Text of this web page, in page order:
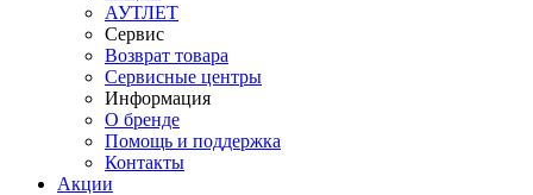
АУТЛЕТ
Сервис
Возврат товара
Сервисные центры
Информация
О бренде
Помощь и поддержка
Контакты
Акции